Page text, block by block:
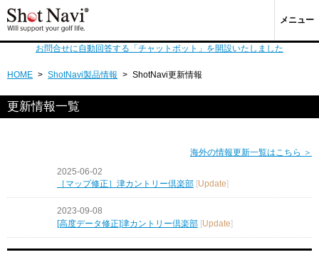
メニュー
お問合せに自動回答する「チャットボット」を開設いたしました
HOME > ShotNavi製品情報 > ShotNavi更新情報
更新情報一覧
海外の情報更新一覧はこちら ＞
2025-06-02
［マップ修正］津カントリー倶楽部 Update
2023-09-08
[高度データ修正]津カントリー倶楽部 [Update]